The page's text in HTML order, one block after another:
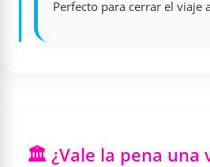
Perfecto para cerrar el viaje
🏛️ ¿Vale la pena una